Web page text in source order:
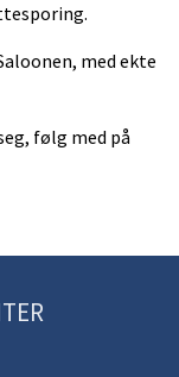
med ekte
følg med på